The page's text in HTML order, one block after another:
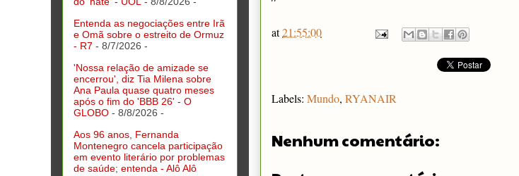
at21:55:00
Labels: Mundo, RYANAIR
Nenhum comentário:
Entenda as negociações entre Irã
e Omã sobre o estreito de Ormuz
- R7 - 8/7/2026 -
'Nossa relação de amizade se
encerrou', diz Tia Milena sobre
Ana Paula quase quatro meses
após o fim do 'BBB 26' - O
GLOBO - 8/8/2026 -
Aos 96 anos, Fernanda
Montenegro cancela participação
em evento literário por problemas
de saúde; entenda - Alô Alô